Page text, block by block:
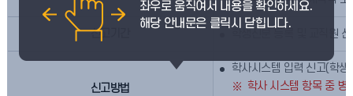
신고기간 학생신분 등록 및 교직원
신고방법
학사시스템 입력 신고(학
학사 시스템 항목 중 병